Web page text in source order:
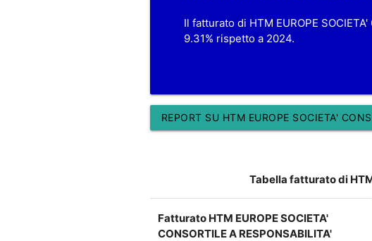
Il fatturato di HTM EUROPE
9.31% rispetto a 2024.
REPORT SU HTM EUROPE SOCIETA'
Tabella fatturato di HTM
Fatturato HTM EUROPE SOCIETA'
CONSORTILE A RESPONSABILITA'